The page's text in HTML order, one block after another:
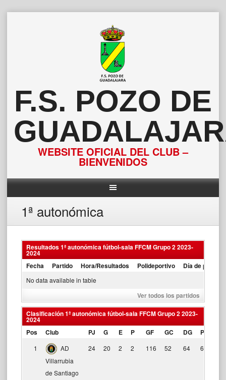
F.S. POZO DE
WEBSITE OFICIAL DEL CLUB –
BIENVENIDOS
1ª autonómica
Resultados 1ª autonómica fútbol-sala FFCM Grupo 2 2023-
2024
Fecha
Partido Hora/Resultados Polideportivo Día de partido
No data available in table
Ver todos los partidos
Clasificación 1ª autonómica fútbol-sala FFCM Grupo 2 2023-
2024
Pos
Club PJ G E P GF GC DG Pts
1
AD
Villarrubia
de Santiago
24 20 2 2 116 52 64 62